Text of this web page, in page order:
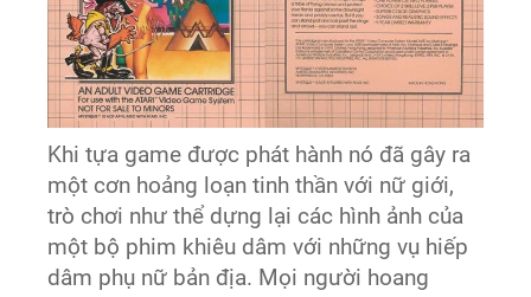
Khi tựa game được phát hành nó đã gây ra
một cơn hoảng loạn tinh thần với nữ giới,
trò chơi như thể dựng lại các hình ảnh của
một bộ phim khiêu dâm với những vụ hiếp
dâm phụ nữ bản địa. Mọi người hoang